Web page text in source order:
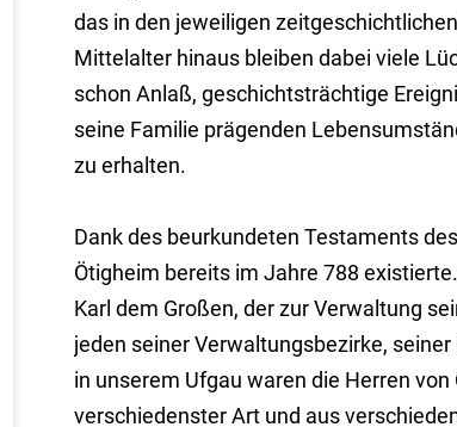
das in den jeweiligen
Mittelalter hinaus bleiben dabei viele
schon Anlaß, geschichtsträchtige
seine Familie prägenden
zu erhalten.
Dank des beurkundeten Testaments
Ötigheim bereits im Jahre 788
Karl dem Großen, der zur Verwaltung
jeden seiner Verwaltungsbezirke,
in unserem Ufgau waren die Herren
verschiedenster Art und aus